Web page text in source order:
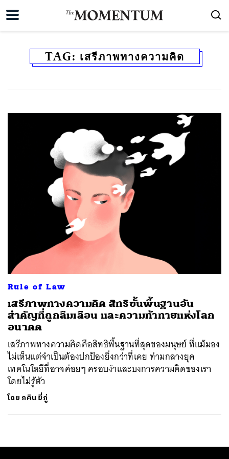
TAG: เสรีภาพทางความคิด
Rule of Law
เสรีภาพทางความคิด สิทธิขั้นพื้นฐานอัน
สำคัญที่ถูกลืมเลือน และความท้าทายแห่งโลก
อนาคต
เสรีภาพทางความคิดคือสิทธิพื้นฐานที่สุดของมนุษย์ ที่แม้มอง
ไม่เห็นแต่จำเป็นต้องปกป้องยิ่งกว่าที่เคย ท่ามกลางยุค
เทคโนโลยีที่อาจค่อยๆ ครอบงำและบงการความคิดของเรา
โดยไม่รู้ตัว
โดย ภคิน ยี่ภู่
ค้นหา
SHARE TWEET LINE EMAIL